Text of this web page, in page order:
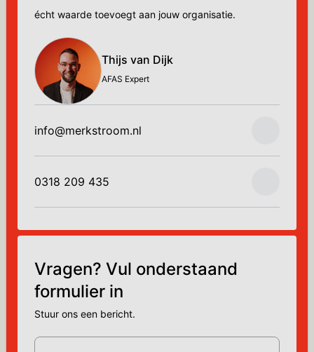
écht waarde toevoegt aan jouw organisatie.
Thijs van Dijk
AFAS Expert
info@merkstroom.nl
0318 209 435
Vragen? Vul onderstaand
formulier in
Stuur ons een bericht.